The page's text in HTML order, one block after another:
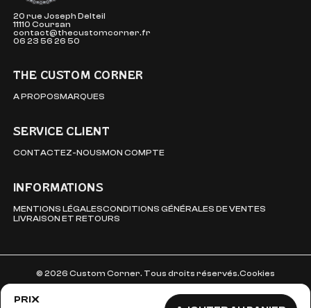
PRIX
20 rue Joseph Delteil
11110 Coursan
contact@thecustomcorner.fr
06 23 56 26 50
THE CUSTOM CORNER
A PROPOSMARQUES
SERVICE CLIENT
CONTACTEZ-NOUSMON COMPTE
INFORMATIONS
MENTIONS LÉGALESCONDITIONS GÉNÉRALES DE VENTES
LIVRAISON ET RETOURS
© 2026 Custom Corner. Tous droits réservés.Cookies